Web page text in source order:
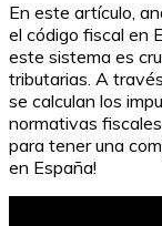
En este artículo,
el código fiscal en
este sistema es
tributarias. A
se calculan los
normativas
para tener una
en España!